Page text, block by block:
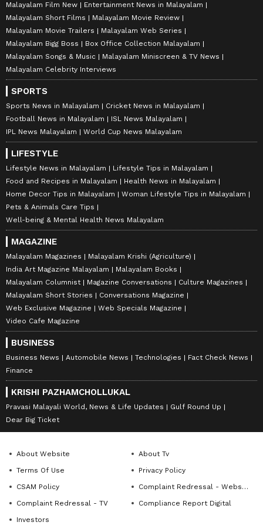
Malayalam Film New
Entertainment News in Malayalam
Malayalam Short Films
Malayalam Movie Review
Malayalam Movie Trailers
Malayalam Web Series
Malayalam Bigg Boss
Box Office Collection Malayalam
Malayalam Songs & Music
Malayalam Miniscreen & TV News
Malayalam Celebrity Interviews
SPORTS
Sports News in Malayalam
Cricket News in Malayalam
Football News in Malayalam
ISL News Malayalam
IPL News Malayalam
World Cup News Malayalam
LIFESTYLE
Lifestyle News in Malayalam
Lifestyle Tips in Malayalam
Food and Recipes in Malayalam
Health News in Malayalam
Home Decor Tips in Malayalam
Woman Lifestyle Tips in Malayalam
Pets & Animals Care Tips
Well-being & Mental Health News Malayalam
MAGAZINE
Malayalam Magazines
Malayalam Krishi (Agriculture)
India Art Magazine Malayalam
Malayalam Books
Malayalam Columnist
Magazine Conversations
Culture Magazines
Malayalam Short Stories
Conversations Magazine
Web Exclusive Magazine
Web Specials Magazine
Video Cafe Magazine
BUSINESS
Business News Automobile News Technologies
Fact Check News
Finance
KRISHI PAZHAMCHOLLUKAL
Pravasi Malayali World, News & Life Updates
Gulf Round Up
Dear Big Ticket
About Website
About Tv
Terms Of Use
Privacy Policy
CSAM Policy
Complaint Redressal - Website
Complaint Redressal - TV
Compliance Report Digital
Investors